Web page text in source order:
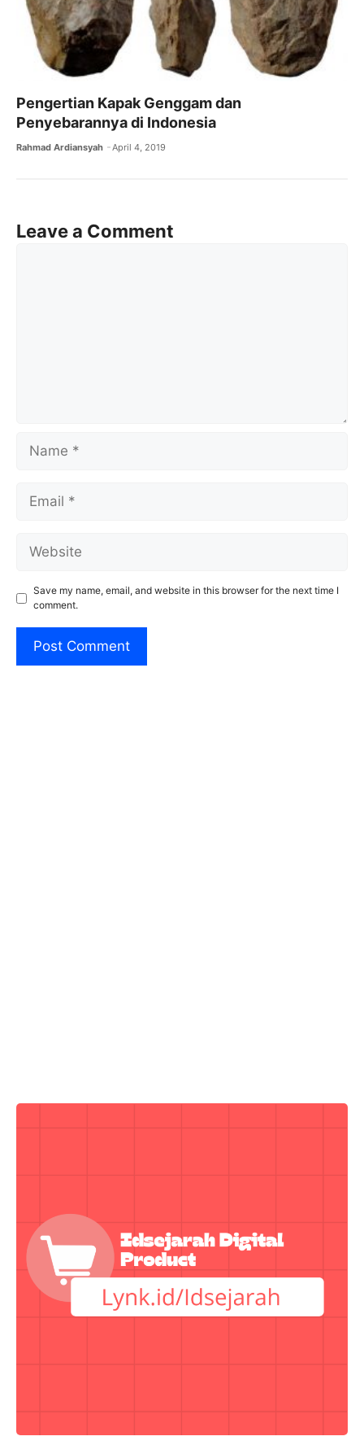
Pengertian Kapak Genggam dan
Penyebarannya di Indonesia
Rahmad Ardiansyah April 4, 2019
Leave a Comment
Name
Email
Website
Save my name, email, and website in this browser for the next time I
comment.